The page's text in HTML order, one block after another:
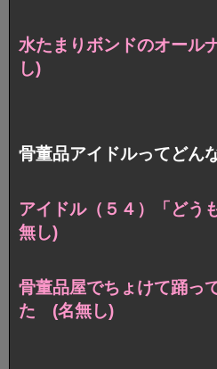
水たまりボンドのオー
し)
骨董品アイドルってどん
アイドル（５４）「ど
無し)
骨董品屋でちょけて踊っ
た (名無し)